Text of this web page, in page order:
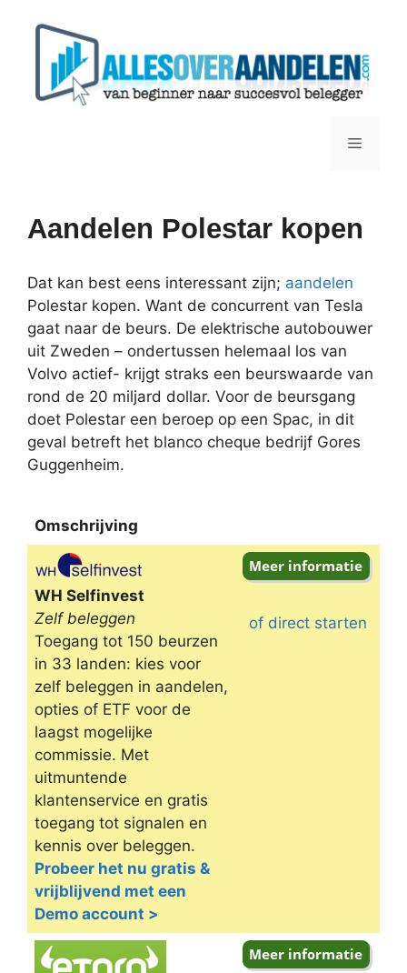
Menu
Aandelen Polestar kopen
Dat kan best eens interessant zijn; aandelen
Polestar kopen. Want de concurrent van Tesla
gaat naar de beurs. De elektrische autobouwer
uit Zweden – ondertussen helemaal los van
Volvo actief- krijgt straks een beurswaarde van
rond de 20 miljard dollar. Voor de beursgang
doet Polestar een beroep op een Spac, in dit
geval betreft het blanco cheque bedrijf Gores
Guggenheim.
Omschrijving
Omschrijving
WH Selfinvest
Zelf beleggen
Toegang tot 150 beurzen
in 33 landen: kies voor
zelf beleggen in aandelen,
opties of ETF voor de
laagst mogelijke
commissie. Met
uitmuntende
klantenservice en gratis
toegang tot signalen en
kennis over beleggen.
Probeer het nu gratis &
vrijblijvend met een
Demo account >
of direct starten